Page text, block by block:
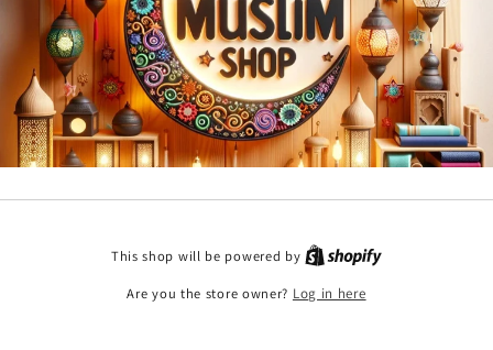
This shop will be powered by
Are you the store owner? Log in here